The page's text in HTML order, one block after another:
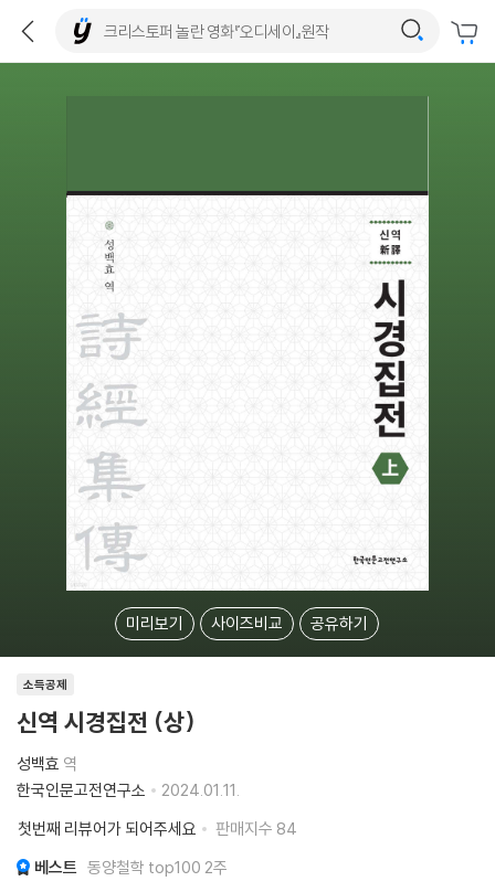
미리보기 사이즈비교 공유하기
소득공제
신역 시경집전 (상)
성백효 역
한국인문고전연구소
2024.01.11.
첫번째 리뷰어가 되어주세요
판매지수 84
베스트 동양철학 top100 2주